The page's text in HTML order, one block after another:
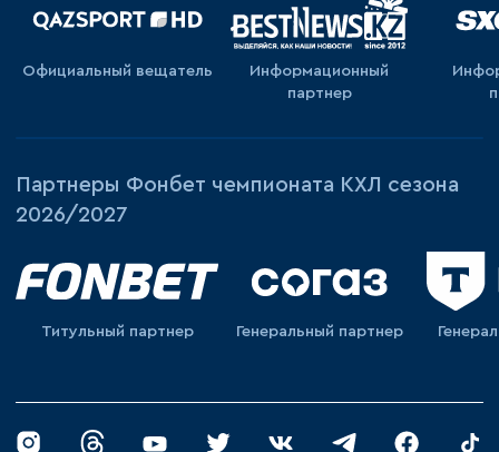
Официальный вещатель
Информационный
партнер
Партнеры Фонбет чемпионата КХЛ сезона
2026/2027
Титульный партнер Генеральный партнер